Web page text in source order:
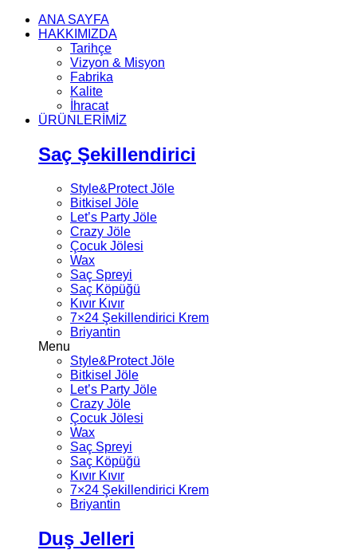
ANA SAYFA
HAKKIMIZDA
Tarihçe
Vizyon & Misyon
Fabrika
Kalite
İhracat
ÜRÜNLERİMİZ
Saç Şekillendirici
Style&Protect Jöle
Bitkisel Jöle
Let’s Party Jöle
Crazy Jöle
Çocuk Jölesi
Wax
Saç Spreyi
Saç Köpüğü
Kıvır Kıvır
7×24 Şekillendirici Krem
Briyantin
Menu
Style&Protect Jöle
Bitkisel Jöle
Let’s Party Jöle
Crazy Jöle
Çocuk Jölesi
Wax
Saç Spreyi
Saç Köpüğü
Kıvır Kıvır
7×24 Şekillendirici Krem
Briyantin
Duş Jelleri